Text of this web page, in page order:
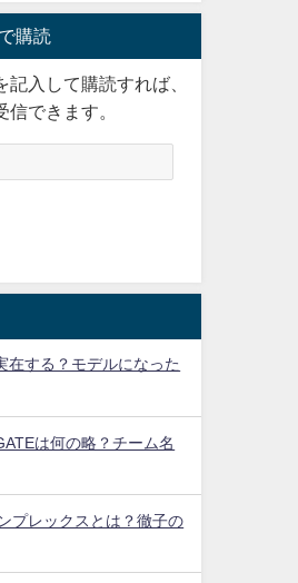
購読
記入して購読すれば、
できます。
在する？モデルになった
は何の略？チーム名
プレックスとは？徹子の